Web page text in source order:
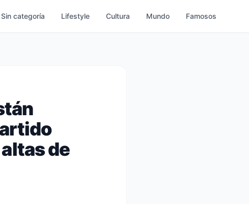
Sin categoría Lifestyle Cultura Mundo Famosos
de